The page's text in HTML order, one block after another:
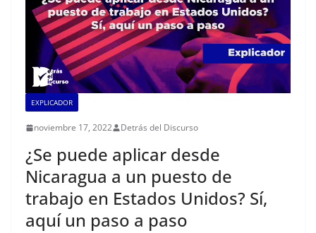
EXPLICADOR
noviembre 17, 2022 Detrás del Discurso
¿Se puede aplicar desde
Nicaragua a un puesto de
trabajo en Estados Unidos? Sí,
aquí un paso a paso